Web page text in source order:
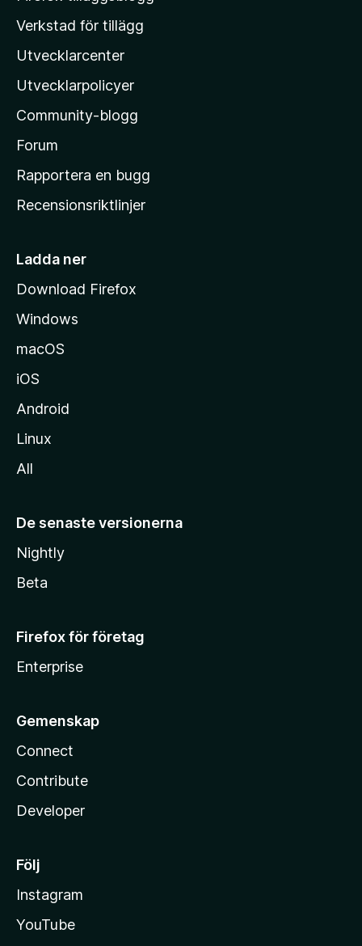
z
i
l
a
s
h
m
i
a
Verkstad för tillägg
Utvecklarcenter
Utvecklarpolicyer
Community-blogg
Forum
Rapportera en bugg
Recensionsriktlinjer
Ladda ner
Download Firefox
Windows
macOS
iOS
Android
Linux
All
De senaste versionerna
Nightly
Beta
Firefox för företag
Enterprise
Gemenskap
Connect
Contribute
Developer
Följ
Instagram
YouTube